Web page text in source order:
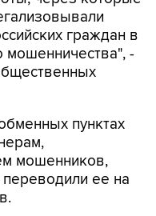
граждан в
мошенничества", -
пунктах
мошенников,
ее на